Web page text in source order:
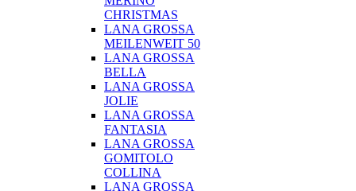
CHRISTMAS
LANA GROSSA
MEILENWEIT 50
LANA GROSSA
BELLA
LANA GROSSA
JOLIE
LANA GROSSA
FANTASIA
LANA GROSSA
GOMITOLO
COLLINA
LANA GROSSA